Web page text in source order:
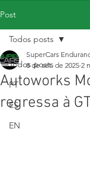
Post
Todos posts
PT
ES
EN
Todos posts
Autoworks
regressa à
SuperCars
8 de set. de 2025 2